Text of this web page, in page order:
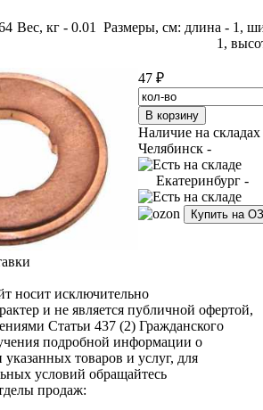
Вес, кг - 0.01 Размеры, см: длина - 1,
1,
47 ₽
Наличие на складах
Челябинск -
Екатеринбург -
Купить на
носит исключительно
и не является публичной офертой,
Статьи 437 (2) Гражданского
подробной информации о
товаров и услуг, для
условий обращайтесь
продаж: